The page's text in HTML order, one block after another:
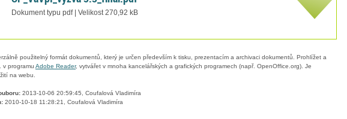
Dokument typu pdf | Velikost 270,92 kB
použitelný formát dokumentů, který je určen především k tisku, prezentacím a archivaci dokumentů. Prohlížet a
v programu Adobe Reader, vytvářet v mnoha kancelářských a grafických programech (např. OpenOffice.org). Je
na webu.
2013-10-06 20:59:45, Coufalová Vladimíra
2010-10-18 11:28:21, Coufalová Vladimíra